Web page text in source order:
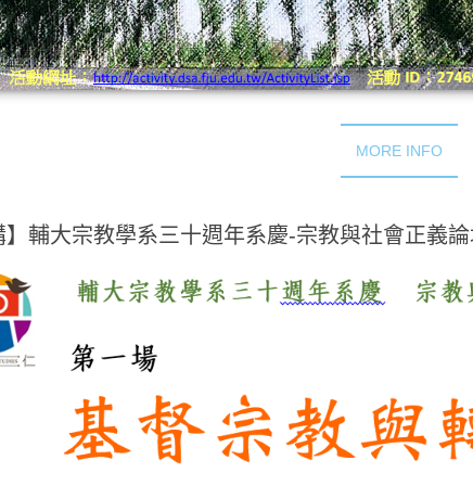
MORE INFO
】輔大宗教學系三十週年系慶-宗教與社會正義